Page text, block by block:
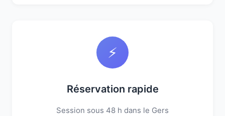
⚡
Réservation rapide
Session sous 48 h dans le Gers